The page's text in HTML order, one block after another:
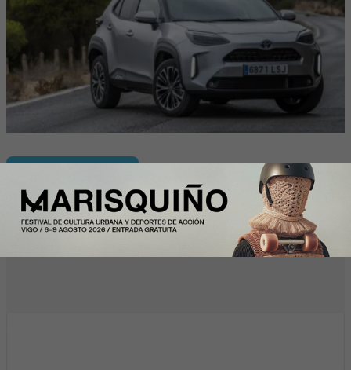
Solunion refuerza su equipo directivo en
América Latina con dos nuevos